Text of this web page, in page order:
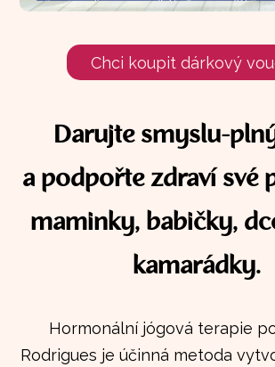
Chci koupit dárkový
Darujte smyslu-
a podpořte zdraví své
maminky, babičky,
kamarádky.
Hormonální jógová terapie
Rodrigues je účinná metoda